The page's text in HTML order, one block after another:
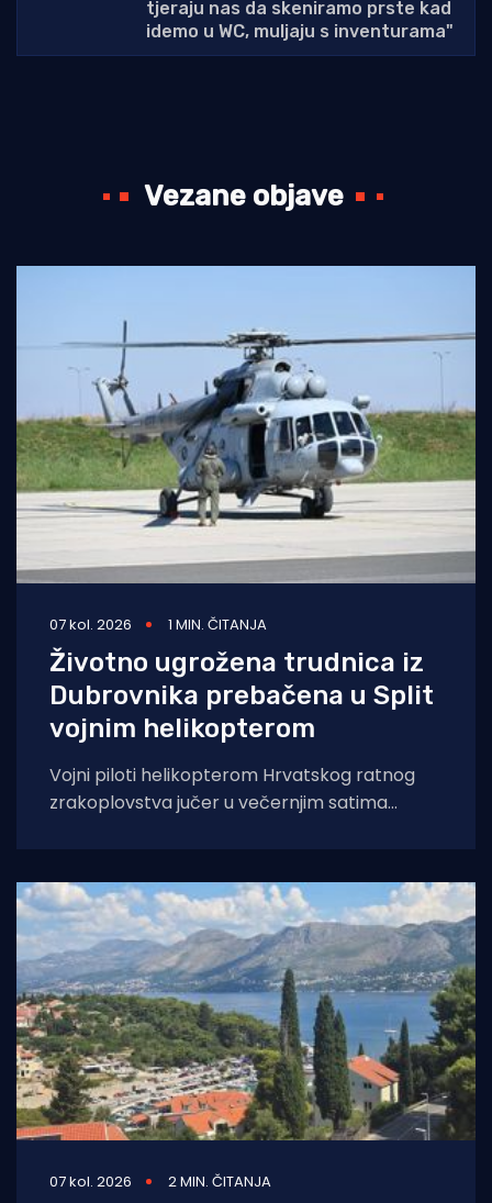
tjeraju nas da skeniramo prste kad
idemo u WC, muljaju s inventurama"
Vezane objave
07 kol. 2026 1 MIN. ČITANJA
Životno ugrožena trudnica iz
Dubrovnika prebačena u Split
vojnim helikopterom
Vojni piloti helikopterom Hrvatskog ratnog
zrakoplovstva jučer u večernjim satima
07 kol. 2026 2 MIN. ČITANJA